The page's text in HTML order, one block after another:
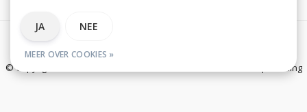
Algemene voorwaarden
© Copyright 2026 E-Snickers.nl - onderdeel van Uniwork Beroepskleding
JA NEE
MEER OVER COOKIES »